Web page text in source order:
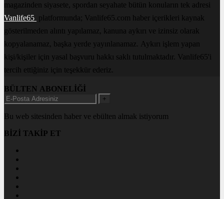
magazinden siyasete, spordan seyahate bütün konuların tek adresi
Vanlife65 platformunda; Vanlife65.com haber içerikleri kaynak
gösterilmeden alıntı yapılamaz, kanuna aykırı ve izinsiz olarak
kopyalanamaz, başka yerde yayınlanamaz. Aykırı işlem yapan
kişi/kişiler için yasal başvuru hakkı saklı tutulmaktadır. Vanlife65'i
tercih ettiğiniz için teşekkür ederiz.
BÜLTEN ABONELİĞİ
+
Bu web sitesinden haber ve ebülten almak istiyorum
BİZİ TAKİP ET